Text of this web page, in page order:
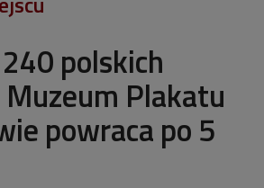
polskich
Plakatu
powraca po 5